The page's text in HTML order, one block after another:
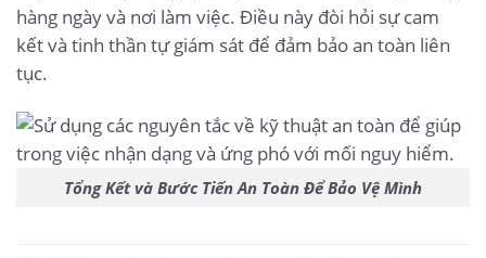
hàng ngày và nơi làm việc. Điều này đòi hỏi sự cam
kết và tinh thần tự giám sát để đảm bảo an toàn liên
tục.
Tổng Kết và Bước Tiến An Toàn Để Bảo Vệ Mình